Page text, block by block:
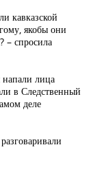
кавказской
якобы они
– спросила
напали лица
в Следственный
деле